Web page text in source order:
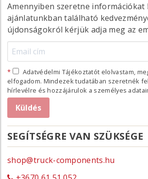
Amennyiben szeretne információkat
ajánlatunkban található
újdonságokról kérjük adja meg az
Adatvédelmi Tájékoztatót elolvastam,
elfogadom. Mindezek tudatában szeretnék
hírlevélre és hozzájárulok a személyes
SEGÍTSÉGRE VAN SZÜKSÉGE
shop@truck-components.hu